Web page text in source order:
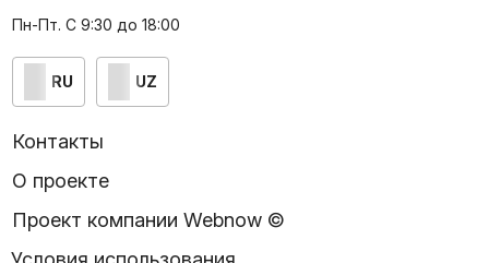
Пн-Пт. С 9:30 до 18:00
RU UZ
Контакты
О проекте
Проект компании Webnow ©